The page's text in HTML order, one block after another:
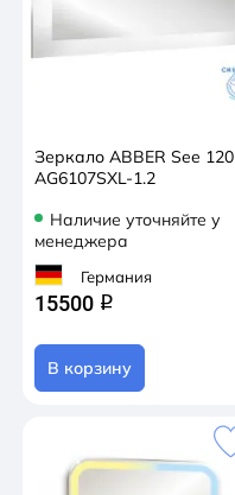
Зеркало ABBER See 120
AG6107SXL-1.2
Наличие уточняйте у
менеджера
Германия
15500 q
В корзину